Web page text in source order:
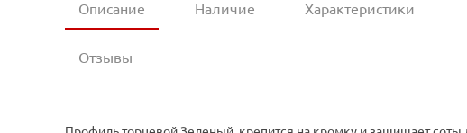
Описание Наличие Характеристики
Отзывы